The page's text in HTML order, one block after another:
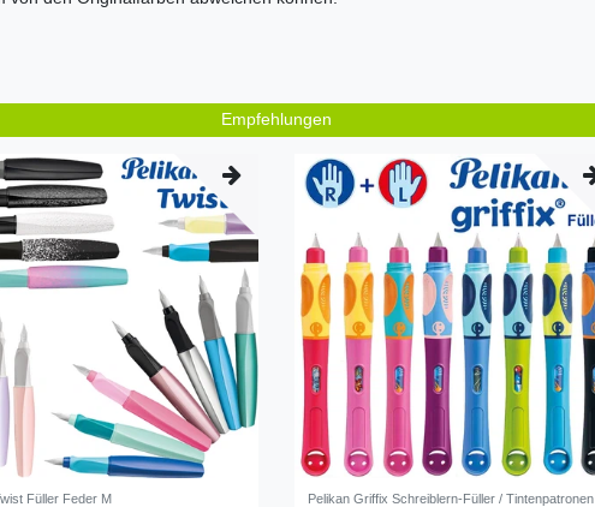
Empfehlungen
Füller Feder M Pelikan Griffix Schreiblern-Füller / Tintenpatronen